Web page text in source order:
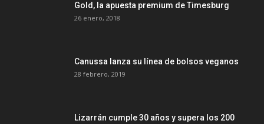
Gold, la apuesta premium de Timesburg
26 enero, 2018
Canussa lanza su línea de bolsos veganos
28 febrero, 2019
Lizarrán cumple 30 años y supera los 200